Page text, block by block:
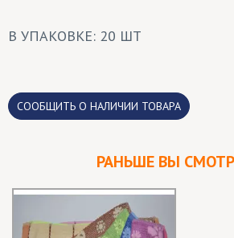
В УПАКОВКЕ: 20 ШТ
CООБЩИТЬ О НАЛИЧИИ ТОВАРА
РАНЬШЕ ВЫ